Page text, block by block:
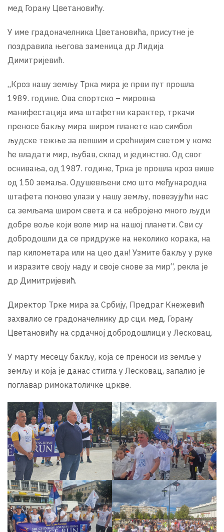
мед Горану Цветановићу.
У име градоначелника Цветановића, присутне је
поздравила његова заменица др Лидија
Димитријевић.
„Кроз нашу земљу Трка мира је први пут прошла
1989. године. Ова спортско – мировна
манифестација има штафетни карактер, тркачи
преносе бакљу мира широм планете као симбол
људске тежње за лепшим и срећнијим светом у коме
ће владати мир, љубав, склад и јединство. Од свог
оснивања, од 1987. године, Трка је прошла кроз више
од 150 земаља. Одушевљени смо што међународна
штафета поново улази у нашу земљу, повезујући нас
са земљама широм света и са небројено много људи
добре воље који воле мир на нашој планети. Сви су
добродошли да се придруже на неколико корака, на
пар километара или на цео дан! Узмите бакљу у руке
и изразите своју наду и своје снове за мир“, рекла је
др Димитријевић.
Директор Трке мира за Србију, Предраг Кнежевић
захвалио се градоначелнику др сци. мед. Горану
Цветановићу на срдачној добродошлици у Лесковац.
У марту месецу бакљу, која се преноси из земље у
земљу и која је данас стигла у Лесковац, запалио је
поглавар римокатоличке цркве.